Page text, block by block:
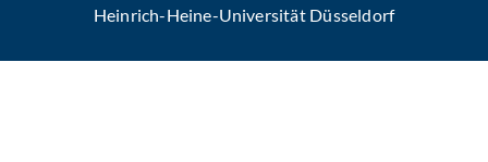
Heinrich-Heine-Universität Düsseldorf